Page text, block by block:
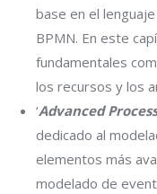
base en el
BPMN. En este
fundamentales
los recursos y los
‘Advanced
dedicado al
elementos más
modelado de